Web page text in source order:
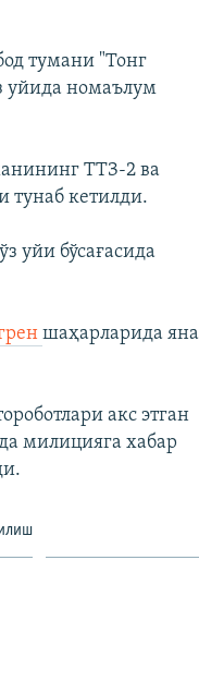
тумани "Тонг
уйида номаълум
ТТЗ-2 ва
тунаб кетилди.
ўз уйи бўсағасида
шаҳарларида яна
акс этган
милицияга хабар